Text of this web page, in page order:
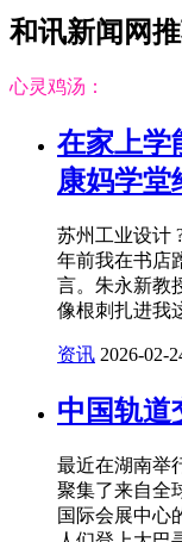
和讯新闻网
心灵鸡汤：
在家上学
康妈学堂
苏州工业设计
年前我在书店
言。朱永新教
像根刺扎进我
资讯 2026-02-
中国轨道
最近在湖南举
聚集了来自全
国际会展中心